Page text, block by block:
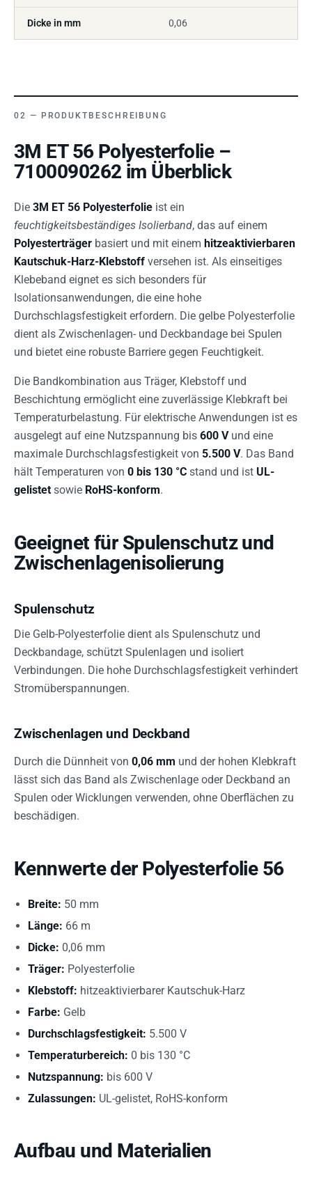
Dicke in mm 0,06
PRODUKTBESCHREIBUNG
3M ET 56 Polyesterfolie –
7100090262 im Überblick
Die 3M ET 56 Polyesterfolie ist ein
feuchtigkeitsbeständiges Isolierband, das auf einem
Polyesterträger basiert und mit einem hitzeaktivierbaren
Kautschuk-Harz-Klebstoff versehen ist. Als einseitiges
Klebeband eignet es sich besonders für
Isolationsanwendungen, die eine hohe
Durchschlagsfestigkeit erfordern. Die gelbe Polyesterfolie
dient als Zwischenlagen- und Deckbandage bei Spulen
und bietet eine robuste Barriere gegen Feuchtigkeit.
Die Bandkombination aus Träger, Klebstoff und
Beschichtung ermöglicht eine zuverlässige Klebkraft bei
Temperaturbelastung. Für elektrische Anwendungen ist es
ausgelegt auf eine Nutzspannung bis 600 Vund eine
maximale Durchschlagsfestigkeit von 5.500 V. Das Band
hält Temperaturen von 0 bis 130 °C stand und ist UL-
gelistet sowie RoHS-konform.
Geeignet für Spulenschutz und
Zwischenlagenisolierung
Spulenschutz
Die Gelb-Polyesterfolie dient als Spulenschutz und
Deckbandage, schützt Spulenlagen und isoliert
Verbindungen. Die hohe Durchschlagsfestigkeit verhindert
Stromüberspannungen.
Zwischenlagen und Deckband
Durch die Dünnheit von 0,06 mm und der hohen Klebkraft
lässt sich das Band als Zwischenlage oder Deckband an
Spulen oder Wicklungen verwenden, ohne Oberflächen zu
beschädigen.
Kennwerte der Polyesterfolie 56
Breite: 50 mm
Länge: 66 m
Dicke: 0,06 mm
Träger: Polyesterfolie
Klebstoff: hitzeaktivierbarer Kautschuk-Harz
Farbe: Gelb
Durchschlagsfestigkeit: 5.500 V
Temperaturbereich: 0 bis 130 °C
Nutzspannung: bis 600 V
Zulassungen: UL-gelistet, RoHS-konform
Aufbau und Materialien